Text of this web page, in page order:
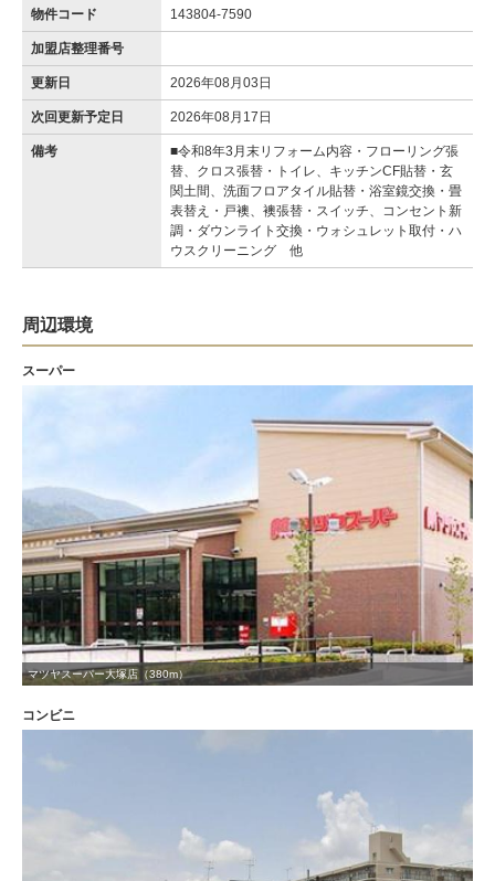
物件コード 143804-7590
加盟店整理番号
更新日 2026年08月03日
次回更新予定日 2026年08月17日
備考
■令和8年3月末リフォーム内容・フローリング張
替、クロス張替・トイレ、キッチンCF貼替・玄
関土間、洗面フロアタイル貼替・浴室鏡交換・畳
表替え・戸襖、襖張替・スイッチ、コンセント新
調・ダウンライト交換・ウォシュレット取付・ハ
ウスクリーニング 他
周辺環境
スーパー
マツヤスーパー大塚店（380m）
コンビニ